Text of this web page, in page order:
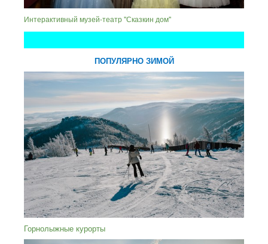
Интерактивный музей-театр "Сказкин дом"
ПОПУЛЯРНО ЗИМОЙ
Горнолыжные курорты